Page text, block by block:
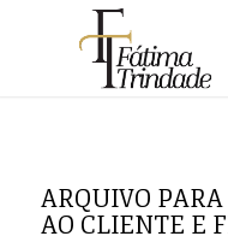
ARQUIVO PARA
AO CLIENTE E